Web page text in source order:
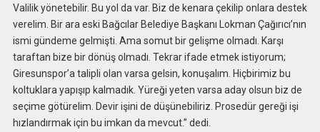
Valilik yönetebilir. Bu yol da var. Biz de kenara çekilip onlara destek
verelim. Bir ara eski Bağcılar Belediye Başkanı Lokman Çağırıcı’nın
ismi gündeme gelmişti. Ama somut bir gelişme olmadı. Karşı
taraftan bize bir dönüş olmadı. Tekrar ifade etmek istiyorum;
Giresunspor’a talipli olan varsa gelsin, konuşalım. Hiçbirimiz bu
koltuklara yapışıp kalmadık. Yüreği yeten varsa aday olsun biz de
seçime götürelim. Devir işini de düşünebiliriz. Prosedür gereği işi
hızlandırmak için bu imkan da mevcut.” dedi.